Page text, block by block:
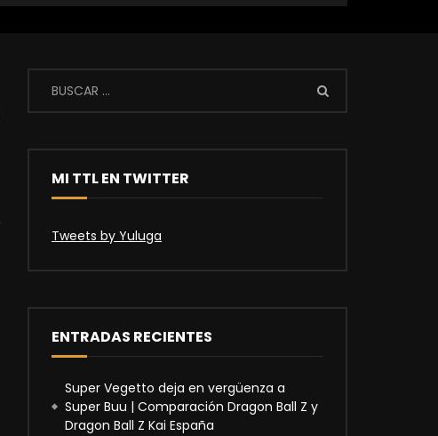
MI TTL EN TWITTER
Tweets by Yuluga
ENTRADAS RECIENTES
Super Vegetto deja en vergüenza a
Super Buu | Comparación Dragon Ball Z y
Dragon Ball Z Kai España